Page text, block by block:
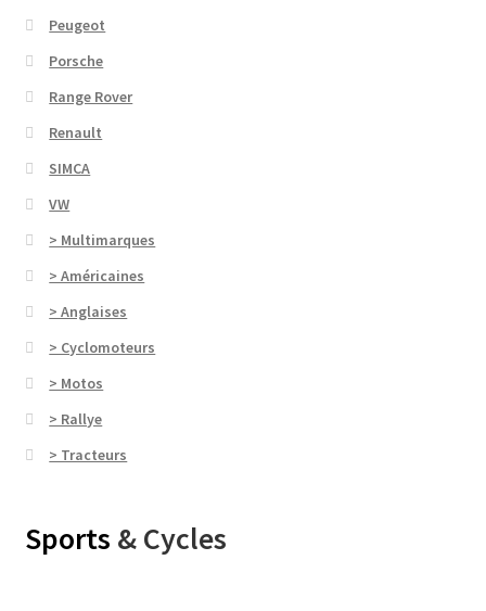
Peugeot
Porsche
Range Rover
Renault
SIMCA
VW
> Multimarques
> Américaines
> Anglaises
> Cyclomoteurs
> Motos
> Rallye
> Tracteurs
Sports & Cycles